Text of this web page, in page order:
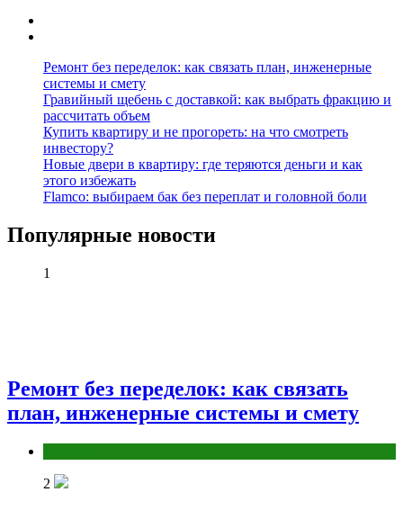
Ремонт без переделок: как связать план, инженерные
системы и смету
Гравийный щебень с доставкой: как выбрать фракцию и
рассчитать объем
Купить квартиру и не прогореть: на что смотреть
инвестору?
Новые двери в квартиру: где теряются деньги и как
этого избежать
Flamco: выбираем бак без переплат и головной боли
Популярные новости
1
Ремонт без переделок: как связать
план, инженерные системы и смету
2